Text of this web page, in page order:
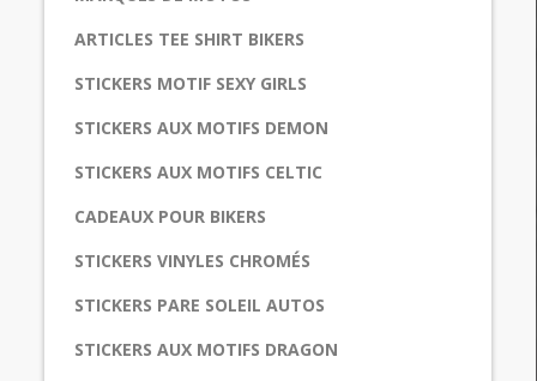
ARTICLES TEE SHIRT BIKERS
STICKERS MOTIF SEXY GIRLS
STICKERS AUX MOTIFS DEMON
STICKERS AUX MOTIFS CELTIC
CADEAUX POUR BIKERS
STICKERS VINYLES CHROMÉS
STICKERS PARE SOLEIL AUTOS
STICKERS AUX MOTIFS DRAGON